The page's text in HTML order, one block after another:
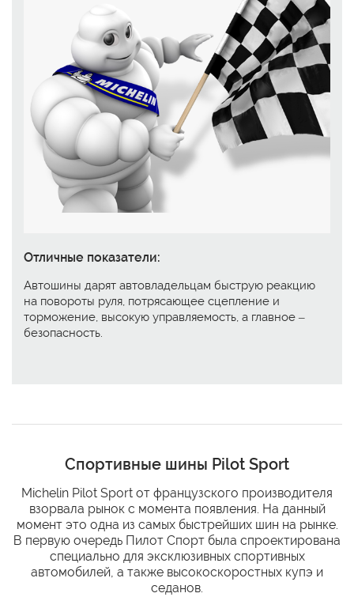
Отличные показатели:
Автошины дарят автовладельцам быструю реакцию
на повороты руля, потрясающее сцепление и
торможение, высокую управляемость, а главное –
безопасность.
Спортивные шины Pilot Sport
Michelin Pilot Sport от французского производителя
взорвала рынок с момента появления. На данный
момент это одна из самых быстрейших шин на рынке.
В первую очередь Пилот Спорт была спроектирована
специально для эксклюзивных спортивных
автомобилей, а также высокоскоростных купэ и
седанов.